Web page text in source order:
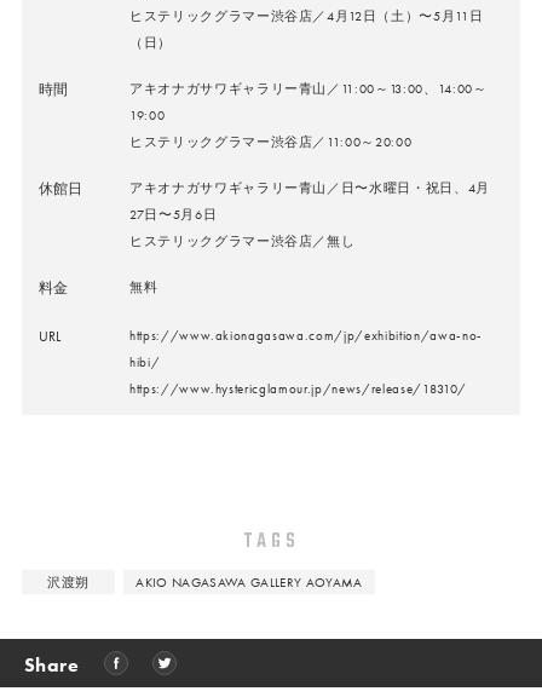
ヒステリックグラマー渋谷店／4月12日（土）〜5月11日
（日）
時間
アキオナガサワギャラリー青山／11:00～13:00、14:00～
19:00
ヒステリックグラマー渋谷店／11:00～20:00
休館日
アキオナガサワギャラリー青山／日〜水曜日・祝日、4月
27日〜5月6日
ヒステリックグラマー渋谷店／無し
料金 無料
URL
https://www.akionagasawa.com/jp/exhibition/awa-no-
hibi/
https://www.hystericglamour.jp/news/release/18310/
TAGS
沢渡朔 AKIO NAGASAWA GALLERY AOYAMA
Share